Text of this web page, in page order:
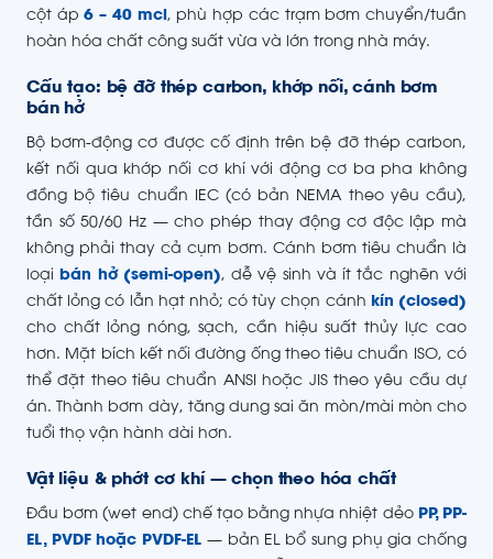
cột áp6 – 40 mcl, phù hợp các trạm bơm chuyển/tuần
hoàn hóa chất công suất vừa và lớn trong nhà máy.
Cấu tạo: bệ đỡ thép carbon, khớp nối, cánh bơm
bán hở
Bộ bơm-động cơ được cố định trên bệ đỡ thép carbon,
kết nối qua khớp nối cơ khí với động cơ ba pha không
đồng bộ tiêu chuẩn IEC (có bản NEMA theo yêu cầu),
tần số 50/60 Hz — cho phép thay động cơ độc lập mà
không phải thay cả cụm bơm. Cánh bơm tiêu chuẩn là
loạibán hở (semi-open), dễ vệ sinh và ít tắc nghẽn với
chất lỏng có lẫn hạt nhỏ; có tùy chọn cánh kín (closed)
cho chất lỏng nóng, sạch, cần hiệu suất thủy lực cao
hơn. Mặt bích kết nối đường ống theo tiêu chuẩn ISO, có
thể đặt theo tiêu chuẩn ANSI hoặc JIS theo yêu cầu dự
án. Thành bơm dày, tăng dung sai ăn mòn/mài mòn cho
tuổi thọ vận hành dài hơn.
Vật liệu & phớt cơ khí — chọn theo hóa chất
Đầu bơm (wet end) chế tạo bằng nhựa nhiệt dẻo PP, PP-
EL, PVDF hoặc PVDF-EL — bản EL bổ sung phụ gia chống